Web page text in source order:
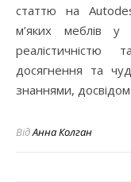
статтю на
м’яких меблів
реалістичністю
досягнення та
знаннями,
ВідАнна Колган